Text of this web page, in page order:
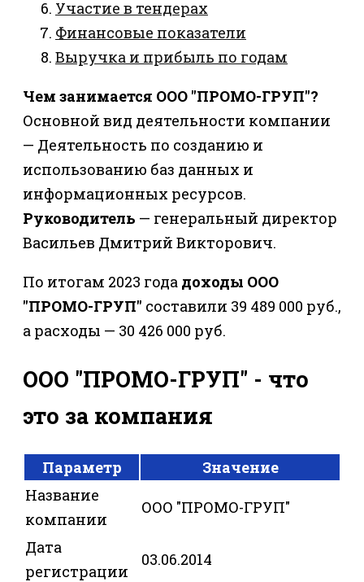
Участие в тендерах
Финансовые показатели
Выручка и прибыль по годам
Чем занимается ООО "ПРОМО-ГРУП"?
Основной вид деятельности компании
— Деятельность по созданию и
использованию баз данных и
информационных ресурсов.
Руководитель — генеральный директор
Васильев Дмитрий Викторович.
По итогам 2023 года доходы ООО
"ПРОМО-ГРУП" составили 39 489 000 руб.,
а расходы — 30 426 000 руб.
ООО "ПРОМО-ГРУП" - что
это за компания
Параметр
Значение
Название
компании
ООО "ПРОМО-ГРУП"
Дата
регистрации
03.06.2014